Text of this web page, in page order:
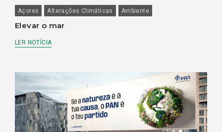
Açores Alterações Climáticas Ambiente
Elevar o mar
LER NOTÍCIA